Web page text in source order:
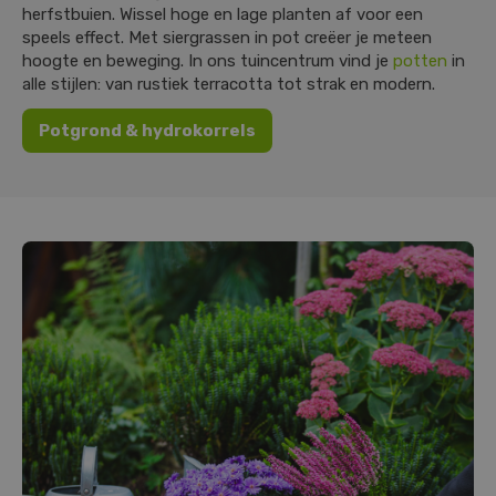
herfstbuien. Wissel hoge en lage planten af voor een
speels effect. Met siergrassen in pot creëer je meteen
hoogte en beweging. In ons tuincentrum vind je potten in
alle stijlen: van rustiek terracotta tot strak en modern.
Potgrond & hydrokorrels